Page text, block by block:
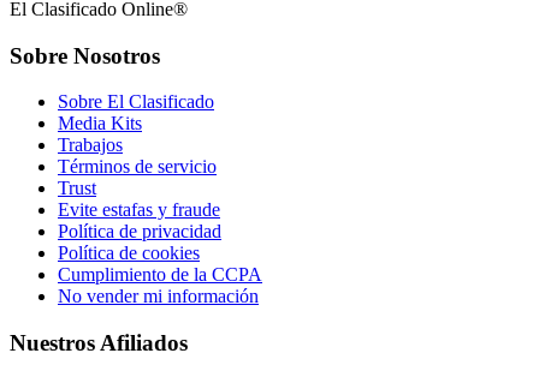
El Clasificado Online®
Sobre Nosotros
Sobre El Clasificado
Media Kits
Trabajos
Términos de servicio
Trust
Evite estafas y fraude
Política de privacidad
Política de cookies
Cumplimiento de la CCPA
No vender mi información
Nuestros Afiliados